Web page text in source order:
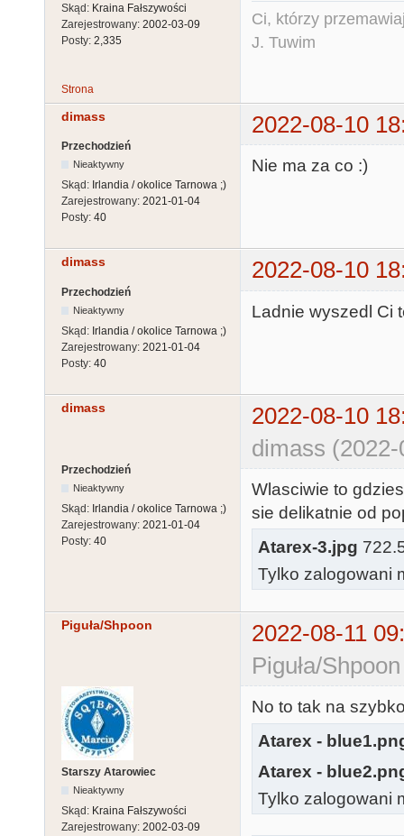
Skąd: Kraina Fałszywości
Zarejestrowany: 2002-03-09
Posty: 2,335
Ci, którzy
J. Tuwim
Strona
dimass 2022-08-10
Przechodzień
Nieaktywny
Skąd: Irlandia / okolice Tarnowa ;)
Zarejestrowany: 2021-01-04
Posty: 40
Nie ma za co :)
dimass 2022-08-10
Przechodzień
Nieaktywny
Skąd: Irlandia / okolice Tarnowa ;)
Zarejestrowany: 2021-01-04
Posty: 40
Ladnie wyszedl Ci
dimass
2022-08-10
dimass
Przechodzień
Nieaktywny
Skąd: Irlandia / okolice Tarnowa ;)
Zarejestrowany: 2021-01-04
Posty: 40
Wlasciwie to
sie delikatnie od
Atarex-3.jpg
Tylko zalogowani
Piguła/Shpoon
2022-08-11
Piguła/
Starszy Atarowiec
Nieaktywny
Skąd: Kraina Fałszywości
Zarejestrowany: 2002-03-09
No to tak na
Atarex -
Atarex -
Tylko zalogowani